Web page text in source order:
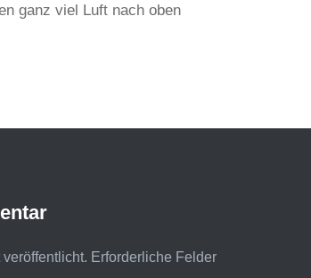
ganz viel Luft nach oben
Erforderliche Felder